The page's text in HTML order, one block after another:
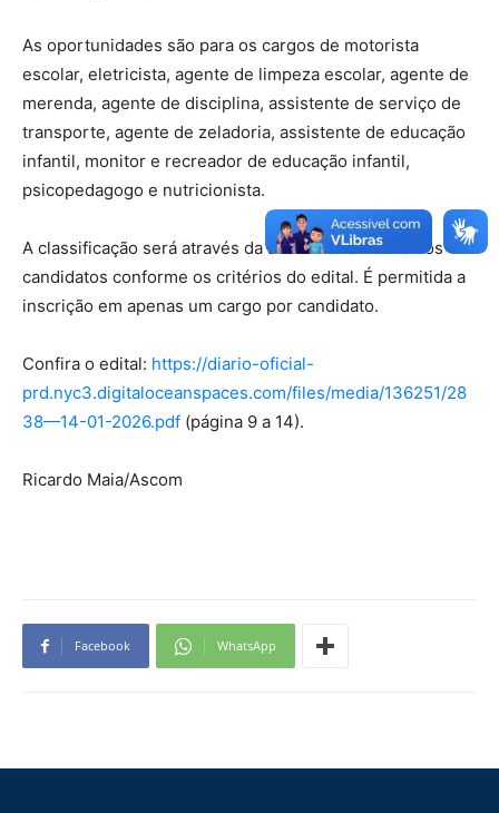
As oportunidades são para os cargos de motorista
escolar, eletricista, agente de limpeza escolar, agente de
merenda, agente de disciplina, assistente de serviço de
transporte, agente de zeladoria, assistente de educação
infantil, monitor e recreador de educação infantil,
psicopedagogo e nutricionista.
A classificação será através da análise dos títulos dos
candidatos conforme os critérios do edital. É permitida a
inscrição em apenas um cargo por candidato.
Confira o edital: https://diario-oficial-
prd.nyc3.digitaloceanspaces.com/files/media/136251/28
38—14-01-2026.pdf (página 9 a 14).
Ricardo Maia/Ascom
Facebook WhatsApp